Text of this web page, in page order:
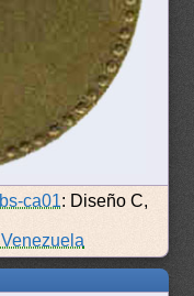
ca01: Diseño C,